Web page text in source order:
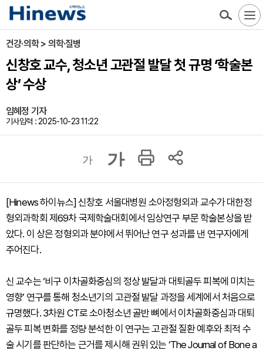
건강·의학 > 의학·질병
신창호 교수, 청소년 고관절 발달 첫 규명 ‘학술본
상’ 수상
임혜정 기자
기사입력 : 2025-10-23 11:22
가 가
[Hinews 하이뉴스] 신창호 서울대병원 소아정형외과 교수가 대한정
형외과학회 제69차 국제학술대회에서 임상연구 부문 학술본상을 받
았다. 이 상은 정형외과 분야에서 뛰어난 연구 성과를 낸 연구자에게
주어진다.
신 교수는 ‘비구 이차골화중심의 정상 발달과 대퇴골두 피복에 미치는
영향’ 연구를 통해 청소년기의 고관절 발달 과정을 세계에서 처음으로
규명했다. 3차원 CT로 소아청소년 골반 뼈에서 이차골화중심과 대퇴
골두 피복 변화를 정량 분석한 이 연구는 고관절 질환 예후와 최적 수
술 시기를 판단하는 근거를 제시해 권위 있는 ‘The Journal of Bone a